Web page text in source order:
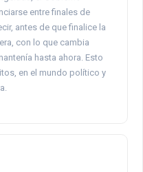
entre finales de
antes de que finalice la
con lo que cambia
hasta ahora. Esto
en el mundo político y